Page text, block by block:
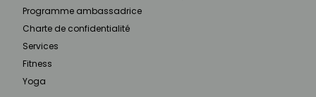
Programme ambassadrice
Charte de confidentialité
Services
Fitness
Yoga